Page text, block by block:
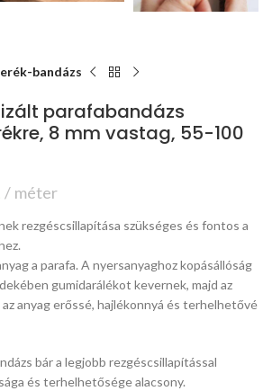
bandázs
parafabandázs
8 mm vastag, 55-100
méter
rezgéscsillapítása szükséges és fontos a
a parafa. A nyersanyaghoz kopásállóság
gumidarálékot kevernek, majd az
anyag erőssé, hajlékonnyá és terhelhetővé
bár a legjobb rezgéscsillapítással
és terhelhetősége alacsony.